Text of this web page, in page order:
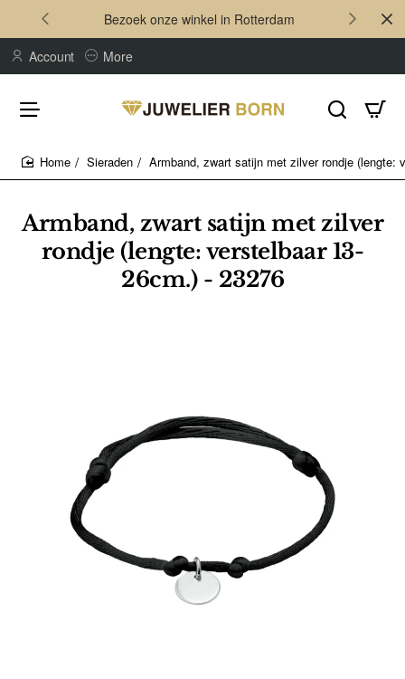
Bezoek onze winkel in Rotterdam
Account More
Armband, zwart satijn met zilver
rondje (lengte: verstelbaar 13-
26cm.) - 23276
Sieraden Armband, zwart satijn met zilver rondje (lengte: